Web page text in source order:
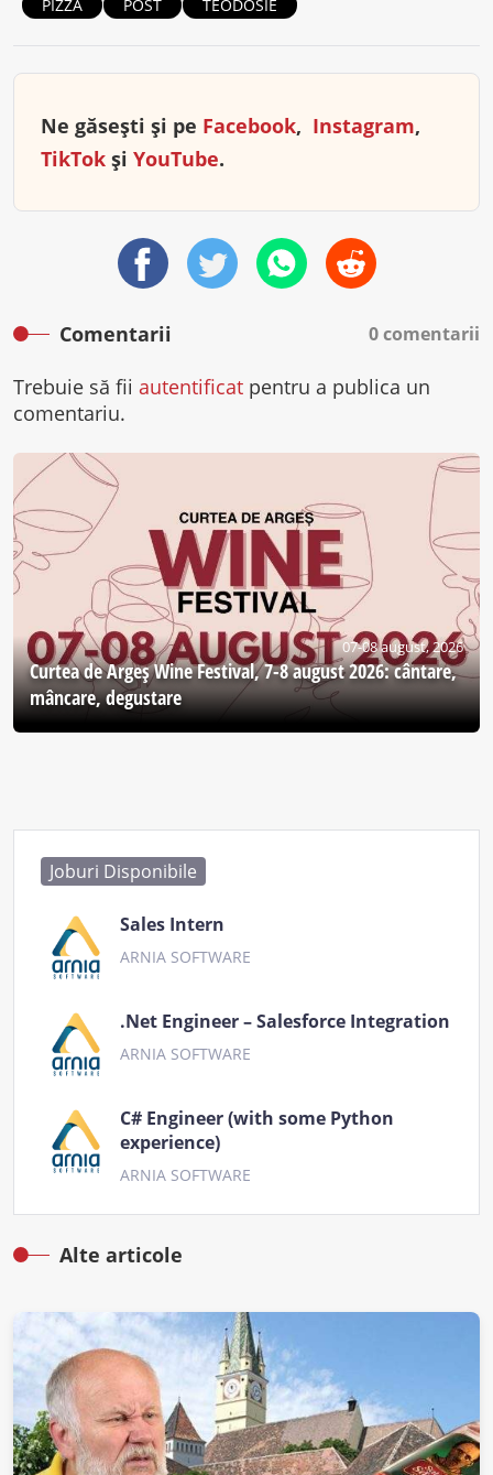
PIZZA POST TEODOSIE
Ne găsești și pe Facebook, Instagram,
TikTok și YouTube.
Comentarii 0 comentarii
Trebuie să fii autentificat pentru a publica un
comentariu.
07-08 august, 2026
Curtea de Argeş Wine Festival, 7-8 august 2026: cântare,
mâncare, degustare
Joburi Disponibile
Sales Intern
ARNIA SOFTWARE
.Net Engineer – Salesforce Integration
ARNIA SOFTWARE
C# Engineer (with some Python
experience)
ARNIA SOFTWARE
Alte articole